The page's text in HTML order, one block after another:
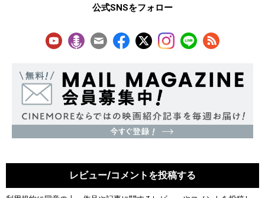
公式SNSをフォロー
レビュー/コメントを投稿する